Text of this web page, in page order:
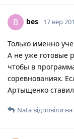
B bes 17 вер
Только именно
А не уже готовые
чтобы в
соревнованиях.
Артыщенко
Nata відповіли